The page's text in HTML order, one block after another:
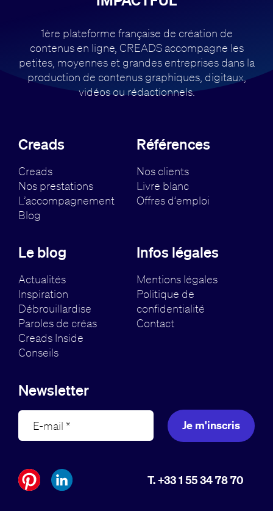
1ère plateforme française de création de
contenus en ligne, CREADS accompagne les
petites, moyennes et grandes entreprises dans la
production de contenus graphiques, digitaux,
vidéos ou rédactionnels.
Creads
Creads
Nos prestations
L’accompagnement
Blog
Références
Nos clients
Livre blanc
Offres d’emploi
Le blog
Actualités
Inspiration
Débrouillardise
Paroles de créas
Creads Inside
Conseils
Infos légales
Mentions légales
Politique de
confidentialité
Contact
Newsletter
Je m'inscris
T. +33 1 55 34 78 70